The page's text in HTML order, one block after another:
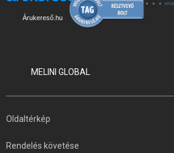
Árukereső.hu
MELINI GLOBAL
Rendelés követése
Oldaltérkép